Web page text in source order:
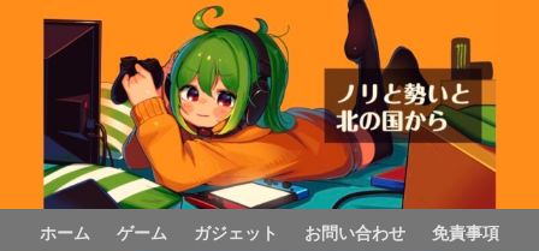
ホーム ゲーム ガジェット お問い合わせ 免責事項